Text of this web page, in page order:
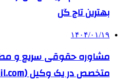
بهترین تاج گل
۱۴۰۴/۰۱/۱۹
مشاوره حقوقی سریع و
متخصص در یک وکیل (1vakil.com)